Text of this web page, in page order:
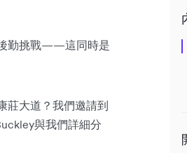
後勤挑戰——這同時是
莊大道？我們邀請到
與我們詳細分